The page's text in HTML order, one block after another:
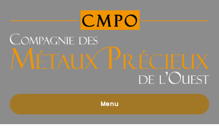
des
Précieux
l'Ouest
Menu